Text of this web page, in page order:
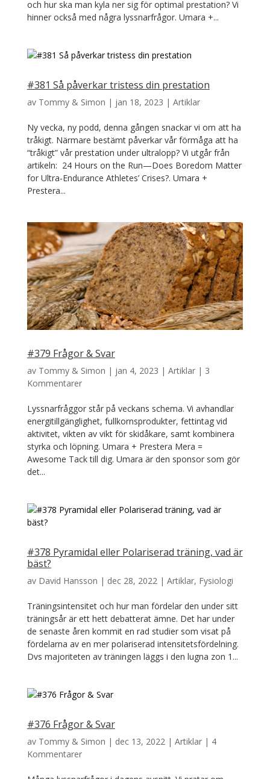
och hur ska man kyla ner sig för optimal prestation? Vi
hinner också med några lyssnarfrågor. Umara +...
#381 Så påverkar tristess din prestation
av Tommy & Simon | jan 18, 2023 | Artiklar
Ny vecka, ny podd, denna gången snackar vi om att ha
tråkigt. Närmare bestämt påverkar vår förmåga att ha
“tråkigt” vår prestation under ultralopp? Vi utgår från
artikeln: 24 Hours on the Run—Does Boredom Matter
for Ultra-Endurance Athletes’ Crises?. Umara +
Prestera...
#379 Frågor & Svar
av Tommy & Simon | jan 4, 2023 | Artiklar| 3
Kommentarer
Lyssnarfråggor står på veckans schema. Vi avhandlar
energitillgänglighet, fullkornsprodukter, fettintag vid
aktivitet, vikten av vikt för skidåkare, samt kombinera
styrka och löpning. Umara + Prestera Mera =
Awesome Tack till dig. Umara är den sponsor som gör
det...
#378 Pyramidal eller Polariserad träning, vad är
bäst?
av David Hansson | dec 28, 2022| Artiklar, Fysiologi
Träningsintensitet och hur man fördelar den under sitt
träningsår är ett hett debatterat ämne. Det har under
de senaste åren kommit en rad studier som visat på
fördelarna av en mer polariserad intensitetsfördelning.
Dvs majoriteten av träningen läggs i den lugna zon 1...
#376 Frågor & Svar
av Tommy & Simon | dec 13, 2022| Artiklar| 4
Kommentarer